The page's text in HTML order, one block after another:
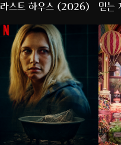
라스트 하우스 (2026) 믿는